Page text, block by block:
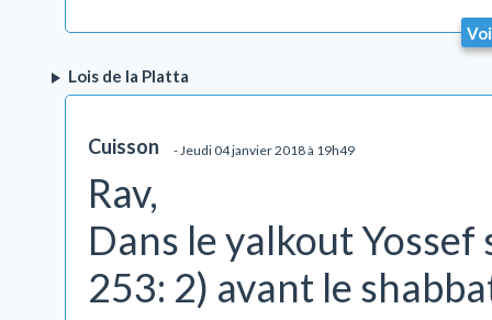
Lois de la Platta
Cuisson - Jeudi 04 janvier 2018 à 19h49
Rav,
Dans le yalkout
253: 2) avant le